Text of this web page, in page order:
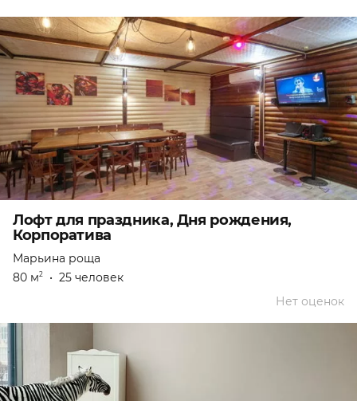
Лофт для праздника, Дня рождения,
Корпоратива
Марьина роща
80 м2 • 25 человек
Нет оценок